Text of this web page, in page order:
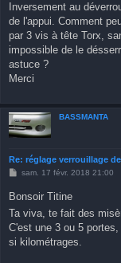
e
Inversement au
de l'appui. Comment
par 3 vis à tête Torx,
impossible de le
astuce ?
Merci
BASSMANTA
Re: réglage verrouillage
M
s
a
g
e
sam. 17 févr. 2018 21:00
Bonsoir Titine
Ta viva, te fait des
C'est une 3 ou 5
si kilométrages.